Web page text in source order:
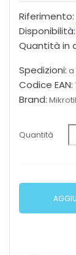
Riferimento:
Disponibilità:
Quantità in
Spedizioni: a
Codice EAN:
Brand:
Quantità